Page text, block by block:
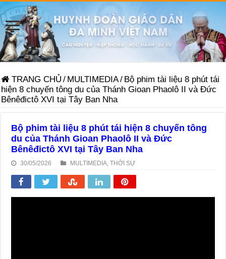
TRANG CHỦ / MULTIMEDIA/ Bộ phim tài liệu 8 phút tái
hiện 8 chuyến tông du của Thánh Gioan Phaolô II và Đức
Bênêđictô XVI tại Tây Ban Nha
Bộ phim tài liệu 8 phút tái hiện 8 chuyến tông
du của Thánh Gioan Phaolô II và Đức
Bênêđictô XVI tại Tây Ban Nha
30/05/2026 MULTIMEDIA ,THỜI SỰ